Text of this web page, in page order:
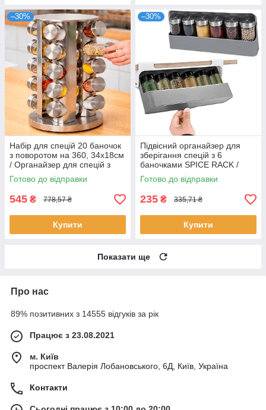
–30%
Набір для спецій 20 баночок
з поворотом на 360, 34х18см
/ Органайзер для спецій з
підставкою / Баночки для
приправ
Готово до відправки
545 ₴ 778,57 ₴
Купити
–30%
Підвісний органайзер для
зберігання спецій з 6
баночками SPICE RACK /
Полиця для приправ /
Баночки для спецій
Готово до відправки
235 ₴ 335,71 ₴
Купити
Показати ще
Про нас
89% позитивних з 14555 відгуків за рік
Працює з 23.08.2021
м. Київ
проспект Валерія Лобановського, 6Д, Київ, Україна
Контакти